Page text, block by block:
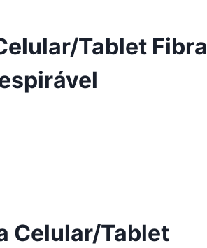
Tablet Fibra
Celular/Tablet